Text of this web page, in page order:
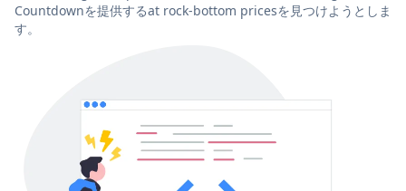
Countdownを提供するat rock-bottom pricesを見つけようとしま
す。